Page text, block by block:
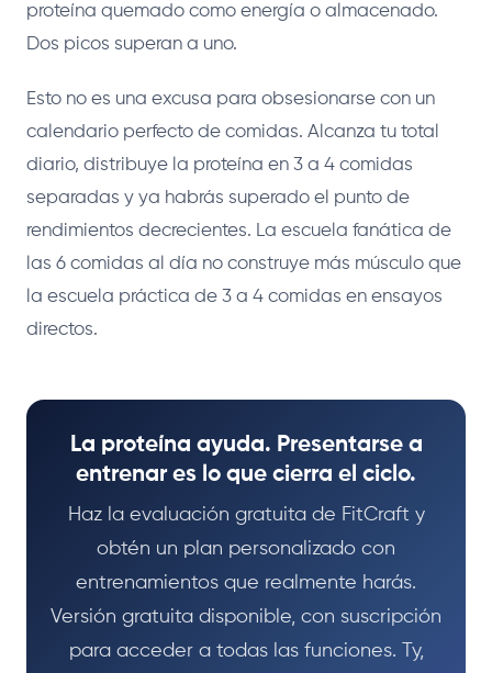
proteína quemado como energía o almacenado.
Dos picos superan a uno.
Esto no es una excusa para obsesionarse con un
calendario perfecto de comidas. Alcanza tu total
diario, distribuye la proteína en 3 a 4 comidas
separadas y ya habrás superado el punto de
rendimientos decrecientes. La escuela fanática de
las 6 comidas al día no construye más músculo que
la escuela práctica de 3 a 4 comidas en ensayos
directos.
La proteína ayuda. Presentarse a
entrenar es lo que cierra el ciclo.
Haz la evaluación gratuita de FitCraft y
obtén un plan personalizado con
entrenamientos que realmente harás.
Versión gratuita disponible, con suscripción
para acceder a todas las funciones. Ty,